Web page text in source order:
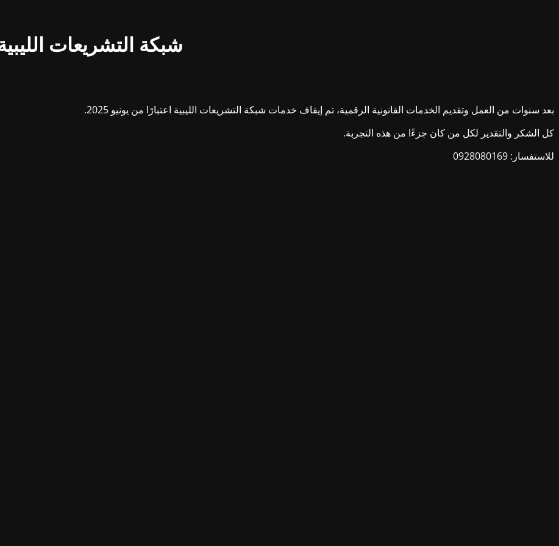
شبكة التشريعات
بعد سنوات من العمل وتقديم الخدمات القانونية الرقمية، تم إيقاف خدمات شبكة التشريعات الليبية اعتبارًا من يونيو 2025.
كل الشكر والتقدير لكل من كان جزءًا من هذه التجربة.
للاستفسار: 0928080169